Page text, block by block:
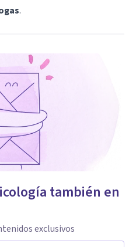
.
también en
exclusivos